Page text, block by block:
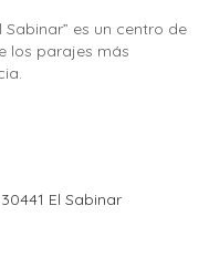
Sabinar” es un centro de
los parajes más
El Sabinar